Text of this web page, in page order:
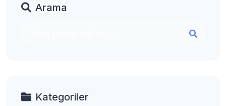
Arama
Kategoriler